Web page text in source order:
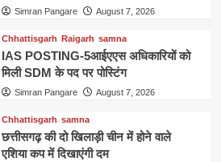
Simran Pangare August 7, 2026
Chhattisgarh Raigarh samna
IAS POSTING-5आईएएस अधिकारियों को
मिली SDM के पद पर पोस्टिंग
Simran Pangare August 7, 2026
Chhattisgarh samna
छत्तीसगढ़ की दो खिलाड़ी चीन में होने वाले
एशिया कप में दिखाएंगी दम